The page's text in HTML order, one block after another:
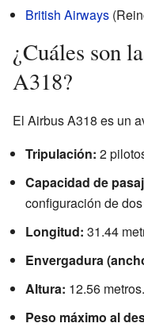
British Airways
¿Cuáles son
A318?
El Airbus A318 es un
Tripulación: 2
Capacidad de
configuración de
Longitud: 31.44
Envergadura
Altura: 12.56 metros.
Peso máximo al